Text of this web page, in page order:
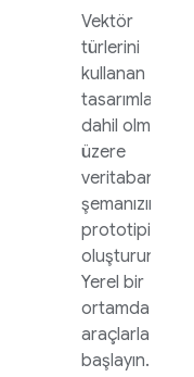
Vektör
türlerini
kullanan
tasarımlar da
dahil olmak
üzere
veritabanı
şemanızın
prototipini
oluşturun.
Yerel bir
ortamda
araçlarla
başlayın.